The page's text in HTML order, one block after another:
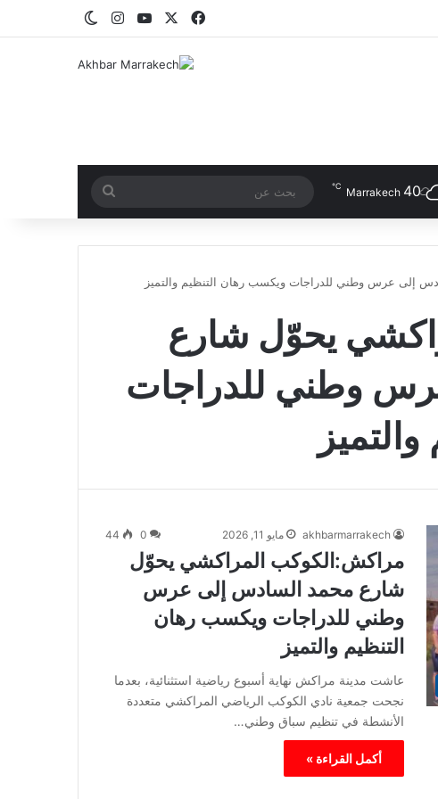
فيسبوك ‫YouTubeانستقرام
Marrakech 40
℃
عن
إلى عرس وطني للدراجات ويكسب رهان التنظيم والتميز
يحوّل شارع
وطني للدراجات
akhbarmarrakech مايو 11, 2026 0
44
مراكش:الكوكب المراكشي يحوّل
شارع محمد السادس إلى عرس
وطني للدراجات ويكسب رهان
التنظيم والتميز
عاشت مدينة مراكش نهاية أسبوع رياضية استثنائية، بعدما
نجحت جمعية نادي الكوكب الرياضي المراكشي متعددة
الأنشطة في تنظيم سباق وطني…
أكمل القراءة »